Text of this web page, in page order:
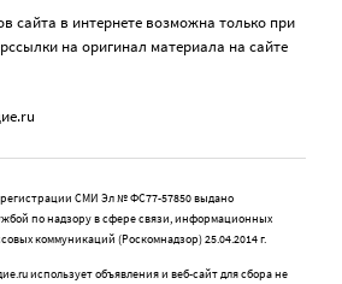
сайта в интернете возможна только при
на оригинал материала на сайте
регистрации СМИ Эл № ФС77-57850 выдано
по надзору в сфере связи, информационных
коммуникаций (Роскомнадзор) 25.04.2014 г.
использует объявления и веб-сайт для сбора не